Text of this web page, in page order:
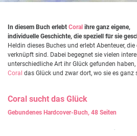
In diesem Buch erlebt Coral ihre ganz eigene,
individuelle Geschichte, die speziell für sie
Heldin dieses Buches und erlebt Abenteuer,
verknüpft sind. Dabei begegnet sie vielen
unterschiedliche Art ihr Glück gefunden
Coral das Glück und zwar dort, wo sie es ganz
Coral sucht das Glück
Gebundenes Hardcover-Buch, 48 Seiten